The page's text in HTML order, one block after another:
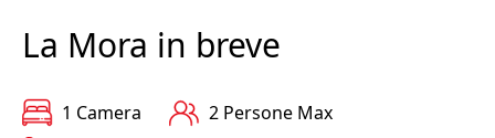
La Mora in breve
1 Camera
2 Persone Max